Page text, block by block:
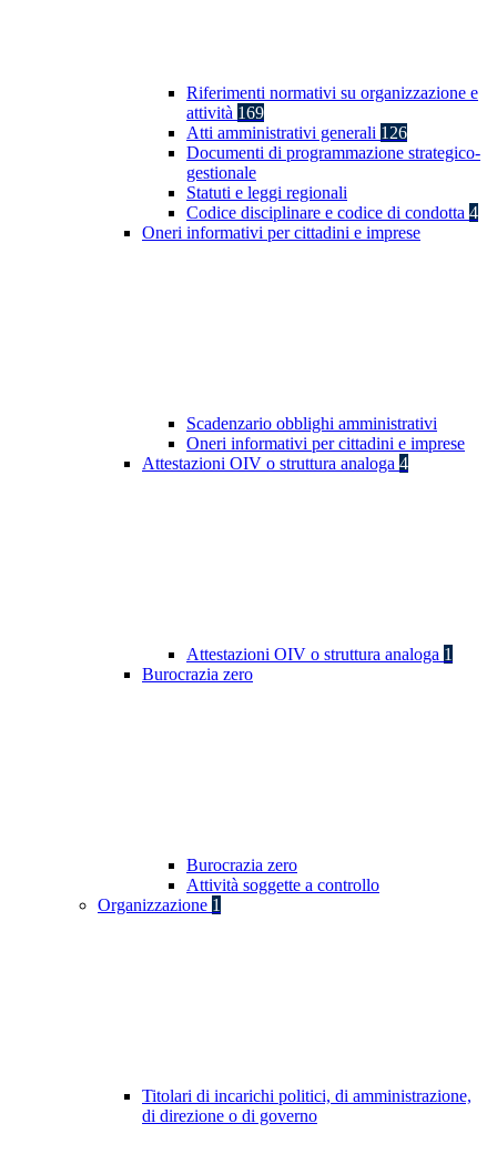
Riferimenti normativi su organizzazione e
attività 169
Atti amministrativi generali 126
Documenti di programmazione strategico-
gestionale
Statuti e leggi regionali
Codice disciplinare e codice di condotta 4
Oneri informativi per cittadini e imprese
Scadenzario obblighi amministrativi
Oneri informativi per cittadini e imprese
Attestazioni OIV o struttura analoga 4
Attestazioni OIV o struttura analoga 1
Burocrazia zero
Burocrazia zero
Attività soggette a controllo
Organizzazione 1
Titolari di incarichi politici, di amministrazione,
di direzione o di governo